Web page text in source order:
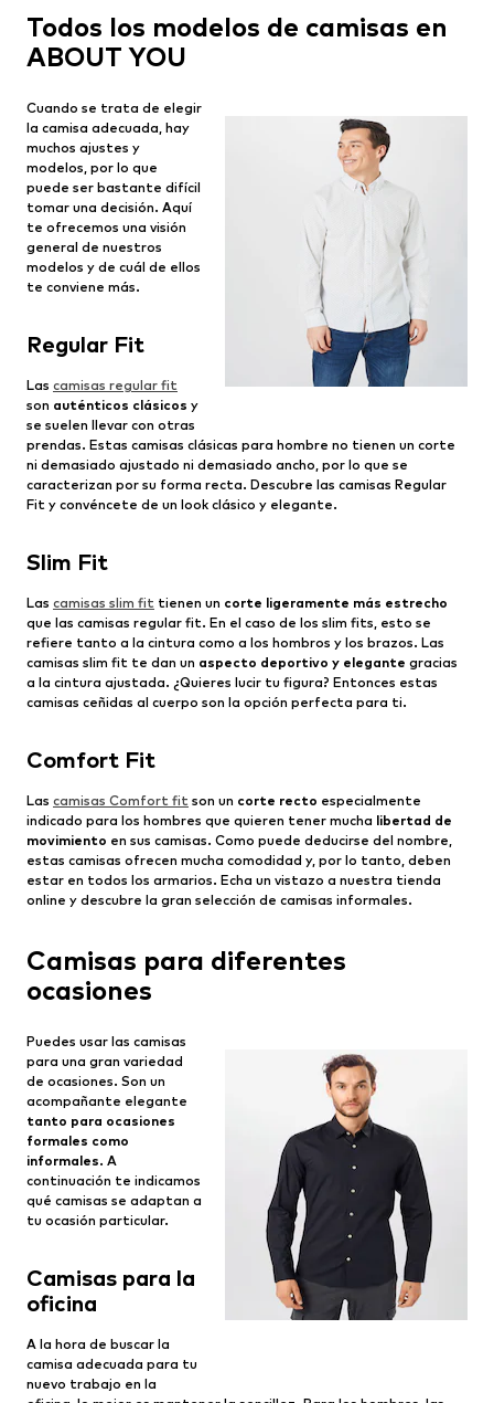
Todos los modelos de camisas en
ABOUT YOU
Cuando se trata de elegir
la camisa adecuada, hay
muchos ajustes y
modelos, por lo que
puede ser bastante difícil
tomar una decisión. Aquí
te ofrecemos una visión
general de nuestros
modelos y de cuál de ellos
te conviene más.
Regular Fit
Las camisas regular fit
son auténticos clásicos y
se suelen llevar con otras
prendas. Estas camisas clásicas para hombre no tienen un corte
ni demasiado ajustado ni demasiado ancho, por lo que se
caracterizan por su forma recta. Descubre las camisas Regular
Fit y convéncete de un look clásico y elegante.
Slim Fit
Las camisas slim fit tienen un corte ligeramente más estrecho
que las camisas regular fit. En el caso de los slim fits, esto se
refiere tanto a la cintura como a los hombros y los brazos. Las
camisas slim fit te dan un aspecto deportivo y elegante gracias
a la cintura ajustada. ¿Quieres lucir tu figura? Entonces estas
camisas ceñidas al cuerpo son la opción perfecta para ti.
Comfort Fit
Las camisas Comfort fit son un corte recto especialmente
indicado para los hombres que quieren tener mucha libertad de
movimiento en sus camisas. Como puede deducirse del nombre,
estas camisas ofrecen mucha comodidad y, por lo tanto, deben
estar en todos los armarios. Echa un vistazo a nuestra tienda
online y descubre la gran selección de camisas informales.
Camisas para diferentes
ocasiones
Puedes usar las camisas
para una gran variedad
de ocasiones. Son un
acompañante elegante
tanto para ocasiones
formales como
informales. A
continuación te indicamos
qué camisas se adaptan a
tu ocasión particular.
Camisas para la
oficina
A la hora de buscar la
camisa adecuada para tu
nuevo trabajo en la